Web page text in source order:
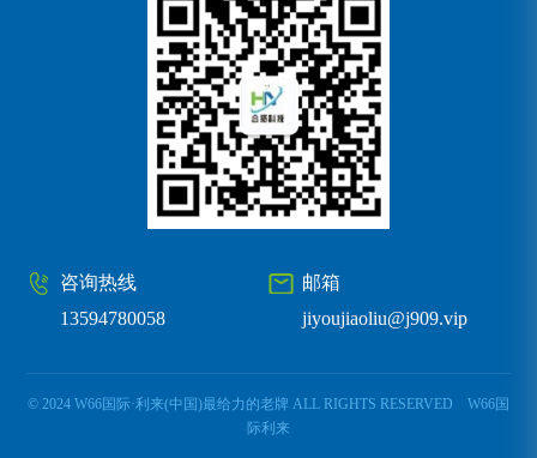
邮箱
jiyoujiaoliu@j909.vip
咨询热线
13594780058
© 2024 W66国际·利来(中国)最给力的老牌 ALL RIGHTS RESERVED W66国
际利来